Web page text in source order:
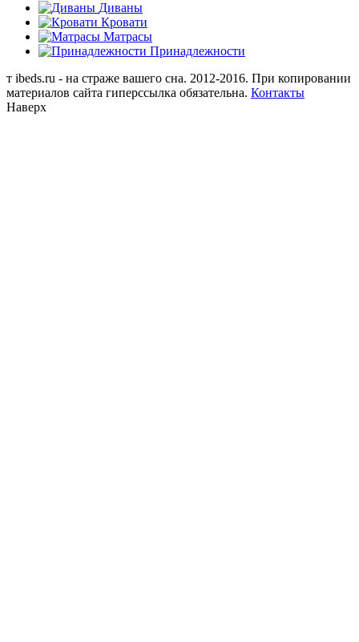
Диваны
Кровати
Матрасы
Принадлежности
т ibeds.ru - на страже вашего сна. 2012-2016. При копировании
материалов сайта гиперссылка обязательна. Контакты
Наверх